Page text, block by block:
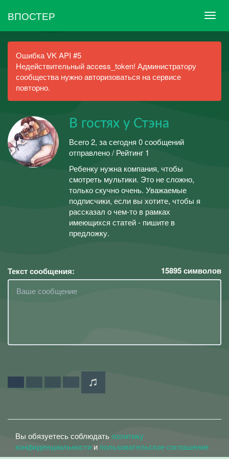
ВПОСТЕР
Ошибка VK API #5
Недействительный access_token! Администратору
сообщества нужно авторизоваться на сервисе
повторно.
В гостях у Стэна
Всего 2, за сегодня 0 сообщений
отправлено / Рейтинг 1
Ребенку нужна компания, чтобы
смотреть мультики. Это не сложно,
только скучно очень. Уважаемые
подписчики, если вы хотите, чтобы я
рассказал о чем-то в рамках
имеющихся статей - пишите в
предложку.
Текст сообщения: 15895символов
Вы обязуетесь соблюдать политику
конфиденциальности и пользовательское соглашение